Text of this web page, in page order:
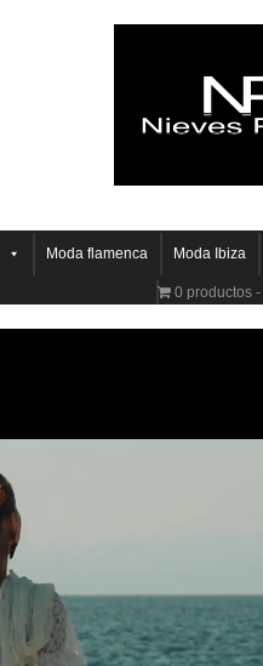
Moda flamenca Moda Ibiza
0 productos